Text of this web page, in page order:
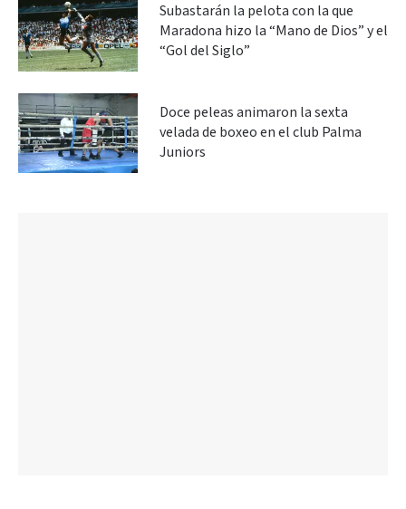
Subastarán la pelota con la que
Maradona hizo la “Mano de Dios” y el
“Gol del Siglo”
Doce peleas animaron la sexta
velada de boxeo en el club Palma
Juniors